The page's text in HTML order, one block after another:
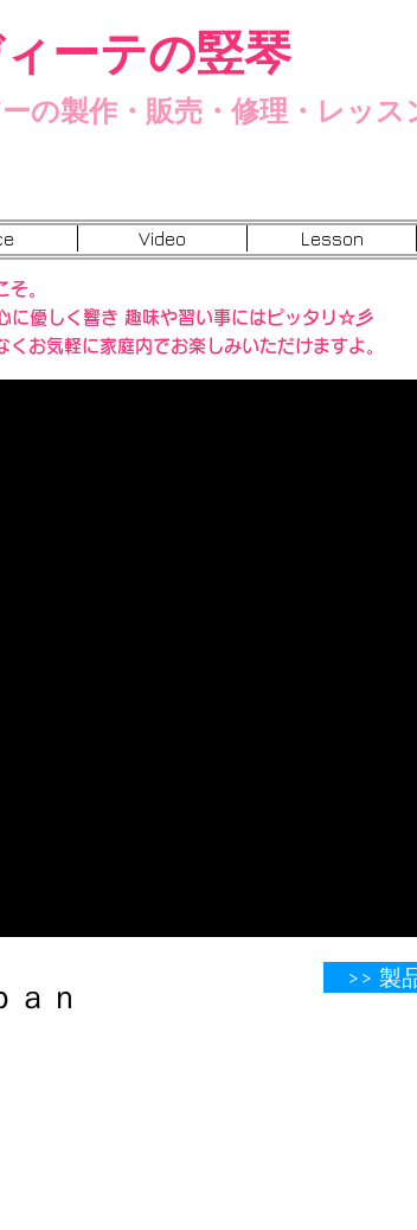
ーテの竪琴
の製作・販売・修理・レッス
Video Lesson
。
に優しく響き 趣味や習い事にはピッタリ☆彡
お気軽に家庭内でお楽しみいただけますよ。
ｎ​​​​​​​​​​​​ >> 製